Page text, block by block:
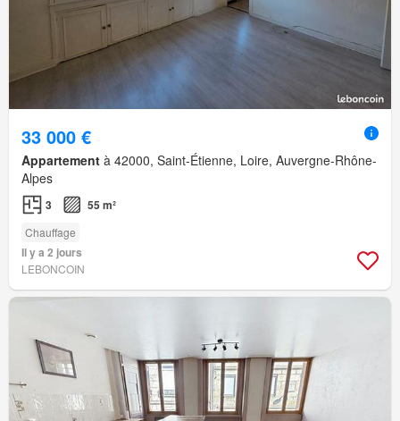
33 000 €
Appartement à 42000, Saint-Étienne, Loire, Auvergne-Rhône-
Alpes
3 55 m²
Chauffage
Il y a 2 jours
LEBONCOIN